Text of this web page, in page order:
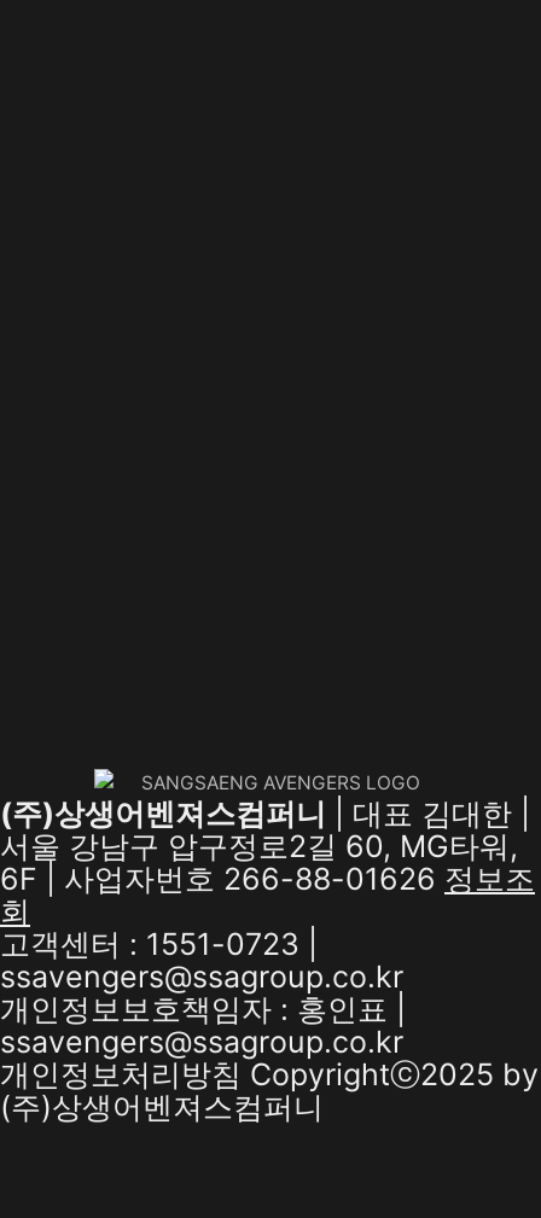
(주)상생어벤져스컴퍼니 | 대표 김대한 |
서울 강남구 압구정로2길 60, MG타워,
6F | 사업자번호 266-88-01626 정보조
회
고객센터 : 1551-0723 |
ssavengers@ssagroup.co.kr
개인정보보호책임자 : 홍인표 |
ssavengers@ssagroup.co.kr
개인정보처리방침 Copyrightⓒ2025 by
(주)상생어벤져스컴퍼니